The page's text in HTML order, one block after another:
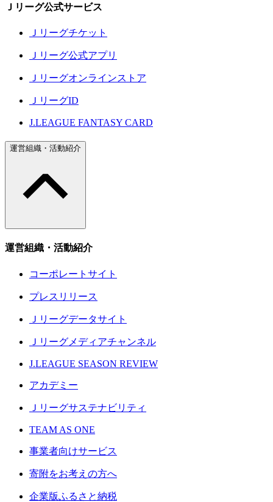
Ｊリーグ公式サービス
Ｊリーグチケット
Ｊリーグ公式アプリ
Ｊリーグオンラインストア
ＪリーグID
J.LEAGUE FANTASY CARD
運営組織・活動紹介
運営組織・活動紹介
コーポレートサイト
プレスリリース
Ｊリーグデータサイト
Ｊリーグメディアチャンネル
J.LEAGUE SEASON REVIEW
アカデミー
Ｊリーグサステナビリティ
TEAM AS ONE
事業者向けサービス
寄附をお考えの方へ
企業版ふるさと納税